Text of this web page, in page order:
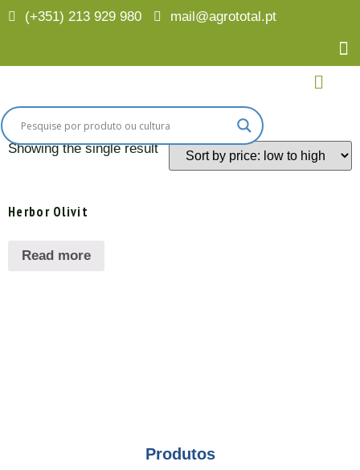
(+351) 213 929 980 mail@agrototal.pt
Cochonilha negra
Showing the single result
Herbor Olivit
Read more
Produtos